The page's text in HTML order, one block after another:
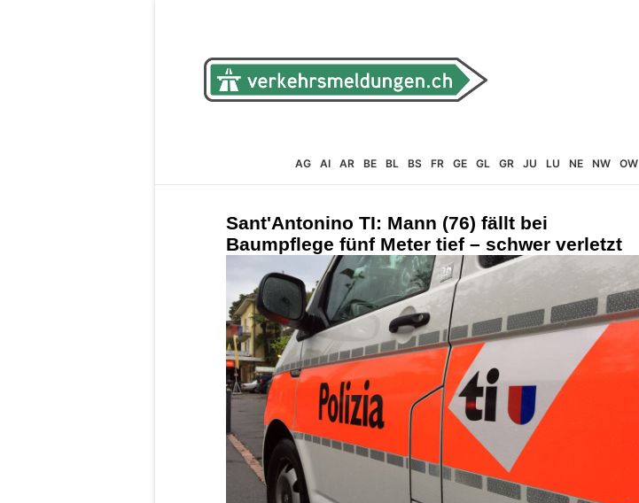
AG AI AR BE BL BS FR GE GL GR JU LU NE NW OW
Sant'Antonino TI: Mann (76) fällt bei
Baumpflege fünf Meter tief – schwer verletzt